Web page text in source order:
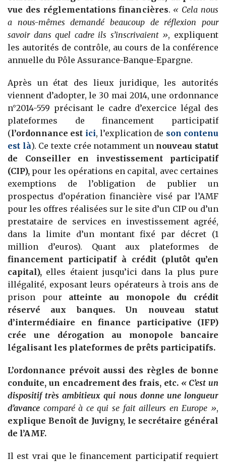
vue des réglementations financières. « Cela nous
a nous-mêmes demandé beaucoup de réflexion pour
savoir dans quel cadre ils s’inscrivaient », expliquent
les autorités de contrôle, au cours de la conférence
annuelle du Pôle Assurance-Banque-Epargne.
Après un état des lieux juridique, les autorités
viennent d’adopter, le 30 mai 2014, une ordonnance
n°2014-559 précisant le cadre d’exercice légal des
plateformes de financement participatif
(l’ordonnance est ici, l’explication de son contenu
est là). Ce texte crée notamment un nouveau statut
de Conseiller en investissement participatif
(CIP), pour les opérations en capital, avec certaines
exemptions de l’obligation de publier un
prospectus d’opération financière visé par l’AMF
pour les offres réalisées sur le site d’un CIP ou d’un
prestataire de services en investissement agréé,
dans la limite d’un montant fixé par décret (1
million d’euros). Quant aux plateformes de
financement participatif à crédit (plutôt qu’en
capital), elles étaient jusqu’ici dans la plus pure
illégalité, exposant leurs opérateurs à trois ans de
prison pour atteinte au monopole du crédit
réservé aux banques. Un nouveau statut
d’intermédiaire en finance participative (IFP)
crée une dérogation au monopole bancaire
légalisant les plateformes de prêts participatifs.
L’ordonnance prévoit aussi des règles de bonne
conduite, un encadrement des frais, etc. « C’est un
dispositif très ambitieux qui nous donne une longueur
d’avance comparé à ce qui se fait ailleurs en Europe »,
explique Benoît de Juvigny, le secrétaire général
de l’AMF.
Il est vrai que le financement participatif requiert